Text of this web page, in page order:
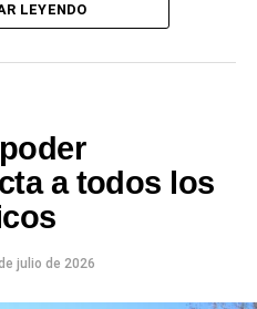
horas
Polideportivo Municipal
De lunes a viernes, de
los siguientes datos:
LEYENDO
a todos los
julio de 2026